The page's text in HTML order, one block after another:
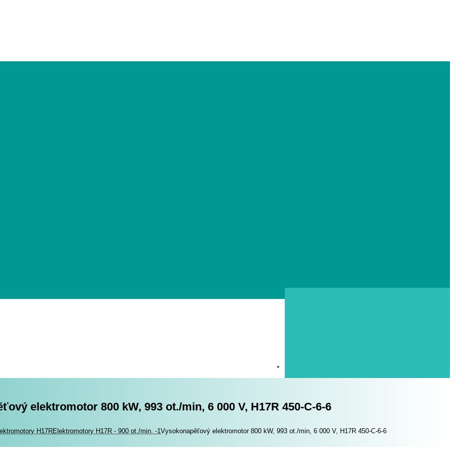
elektromotor 800 kW, 993 ot./min, 6 000 V, H17R 450-C-6-6
H17RElektromotory H17R - 900 ot./min. -1Vysokonapěťový elektromotor 800 kW, 993 ot./min, 6 000 V, H17R 450-C-6-6